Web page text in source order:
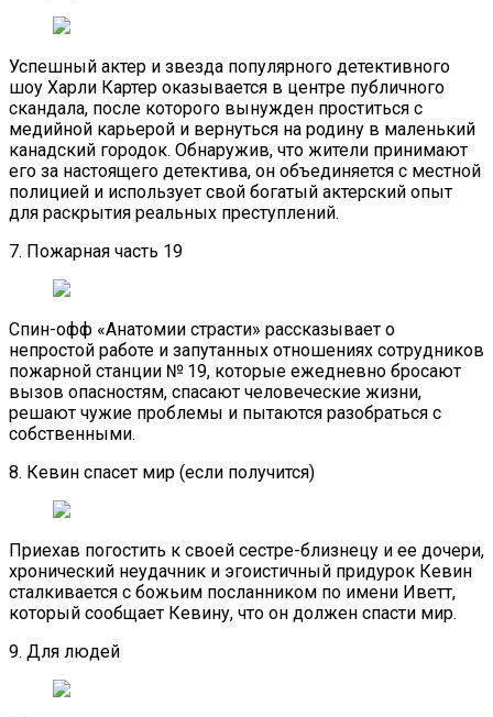
Успешный актер и звезда популярного детективного
шоу Харли Картер оказывается в центре публичного
скандала, после которого вынужден проститься с
медийной карьерой и вернуться на родину в маленький
канадский городок. Обнаружив, что жители принимают
его за настоящего детектива, он объединяется с местной
полицией и использует свой богатый актерский опыт
для раскрытия реальных преступлений.
7. Пожарная часть 19
Спин-офф «Анатомии страсти» рассказывает о
непростой работе и запутанных отношениях сотрудников
пожарной станции № 19, которые ежедневно бросают
вызов опасностям, спасают человеческие жизни,
решают чужие проблемы и пытаются разобраться с
собственными.
8. Кевин спасет мир (если получится)
Приехав погостить к своей сестре-близнецу и ее дочери,
хронический неудачник и эгоистичный придурок Кевин
сталкивается с божьим посланником по имени Иветт,
который сообщает Кевину, что он должен спасти мир.
9. Для людей